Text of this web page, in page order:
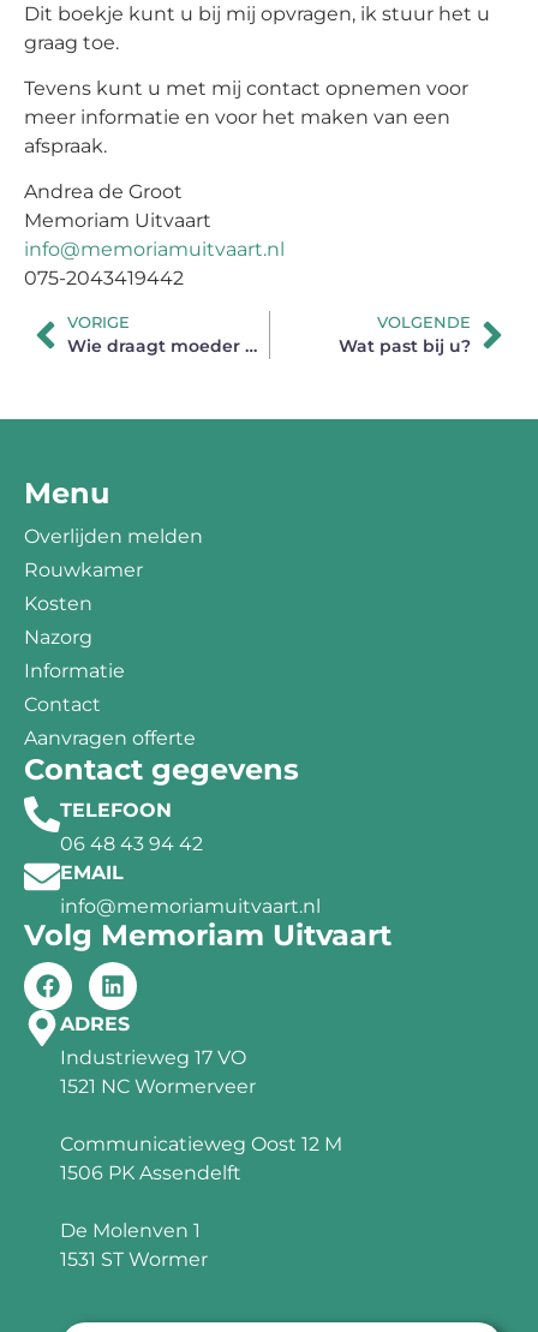
Dit boekje kunt u bij mij opvragen, ik stuur het u
graag toe.
Tevens kunt u met mij contact opnemen voor
meer informatie en voor het maken van een
afspraak.
Andrea de Groot
Memoriam Uitvaart
info@memoriamuitvaart.nl
075-2043419442
VORIGE
Wie draagt moeder naar het graf?
VOLGENDE
Wat past bij u?
Menu
Overlijden melden
Rouwkamer
Kosten
Nazorg
Informatie
Contact
Aanvragen offerte
Contact gegevens
TELEFOON
06 48 43 94 42
EMAIL
info@memoriamuitvaart.nl
Volg Memoriam Uitvaart
ADRES
Industrieweg 17 VO
1521 NC Wormerveer
Communicatieweg Oost 12 M
1506 PK Assendelft
De Molenven 1
1531 ST Wormer